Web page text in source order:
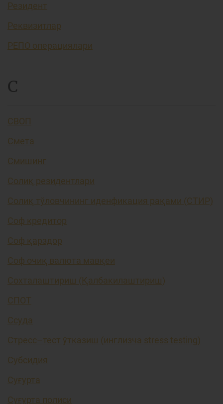
Резидент
Реквизитлар
РЕПО операциялари
С
СВОП
Смета
Смишинг
Солиқ резидентлари
Солиқ тўловчининг иденфикация рақами (СТИР)
Соф кредитор
Соф қарздор
Соф очиқ валюта мавқеи
Сохталаштириш (Қалбакилаштириш)
СПОТ
Ссуда
Стресс–тест ўтказиш (инглизча stress testing)
Субсидия
Суғурта
Суғурта полиси